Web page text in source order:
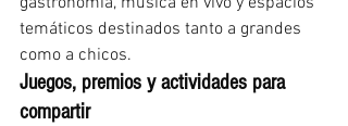
temáticos destinados tanto a grandes
como a chicos.
Juegos, premios y actividades para
compartir